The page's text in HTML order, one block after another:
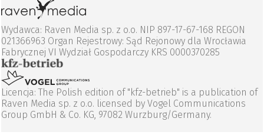
Wydawca: Raven Media sp. z o.o. NIP 897-17-67-168 REGON
021366963 Organ Rejestrowy: Sąd Rejonowy dla Wrocławia
Fabrycznej VI Wydział Gospodarczy KRS 0000370285
Licencja: The Polish edition of "kfz-betrieb" is a publication of
Raven Media sp. z o.o. licensed by Vogel Communications
Group GmbH & Co. KG, 97082 Wurzburg/Germany.